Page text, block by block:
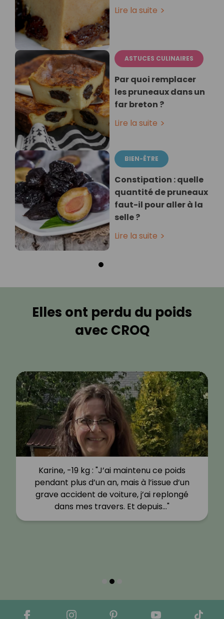
Lire la suite
ASTUCES CULINAIRES
Par quoi remplacer
les pruneaux dans un
far breton ?
Lire la suite
BIEN-ÊTRE
Constipation : quelle
quantité de pruneaux
faut-il pour aller à la
selle ?
Lire la suite
Elles ont perdu du poids
avec CROQ
Karine, -19 kg : "J’ai maintenu ce poids
pendant plus d’un an, mais à l’issue d’un
grave accident de voiture, j’ai replongé
dans mes travers. Et depuis…"